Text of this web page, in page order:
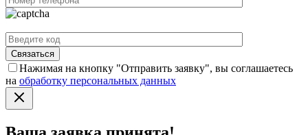
Нажимая на кнопку "Отправить заявку", вы соглашаетесь
на обработку персональных данных